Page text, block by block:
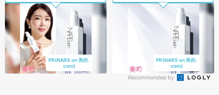
PR(NARS on 美的.
com)
PR(NARS on 美的.
com)
Recommended by